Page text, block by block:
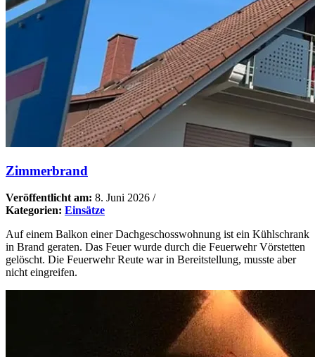
Zimmerbrand
Veröffentlicht am: 8. Juni 2026 /
Kategorien: Einsätze
Auf einem Balkon einer Dachgeschosswohnung ist ein Kühlschrank
in Brand geraten. Das Feuer wurde durch die Feuerwehr Vörstetten
gelöscht. Die Feuerwehr Reute war in Bereitstellung, musste aber
nicht eingreifen.